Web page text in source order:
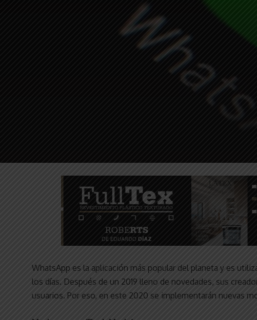
WhatsApp es la aplicación más popular del planeta y es
los días. Después de un 2019 lleno de novedades, sus
usuarios. Por eso, en este 2020 se implementarán nuevas